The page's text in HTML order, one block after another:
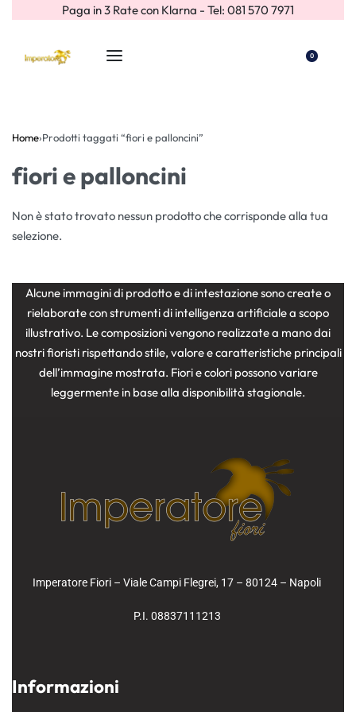
Paga in 3 Rate con Klarna - Tel: 081 570 7971
0
Home›Prodotti taggati “fiori e palloncini”
fiori e palloncini
Non è stato trovato nessun prodotto che corrisponde alla tua
selezione.
Alcune immagini di prodotto e di intestazione sono create o
rielaborate con strumenti di intelligenza artificiale a scopo
illustrativo. Le composizioni vengono realizzate a mano dai
nostri fioristi rispettando stile, valore e caratteristiche principali
dell’immagine mostrata. Fiori e colori possono variare
leggermente in base alla disponibilità stagionale.
Imperatore Fiori – Viale Campi Flegrei, 17 – 80124 – Napoli
P.I. 08837111213
Informazioni